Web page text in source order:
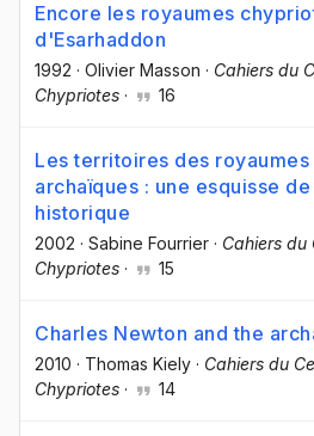
Encore les royaumes
d'Esarhaddon
1992 · Olivier Masson · Cahiers du
Chypriotes · 16
Les territoires des
archaïques : une esquisse
historique
2002 · Sabine Fourrier · Cahiers du
Chypriotes · 15
Charles Newton and the
2010 · Thomas Kiely · Cahiers du
Chypriotes · 14